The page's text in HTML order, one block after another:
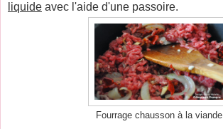
liquide avec l'aide d'une passoire.
Fourrage chausson à la viande